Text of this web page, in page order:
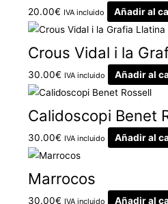
20.00€ IVA incluido Añadir al
Crous Vidal i la
30.00€ IVA incluido Añadir al
Calidoscopi Benet
30.00€ IVA incluido Añadir al
Marrocos
30.00€ IVA incluido Añadir al